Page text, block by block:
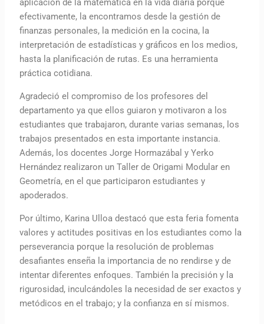
aplicación de la matemática en la vida diaria porque
efectivamente, la encontramos desde la gestión de
finanzas personales, la medición en la cocina, la
interpretación de estadísticas y gráficos en los medios,
hasta la planificación de rutas. Es una herramienta
práctica cotidiana.
Agradeció el compromiso de los profesores del
departamento ya que ellos guiaron y motivaron a los
estudiantes que trabajaron, durante varias semanas, los
trabajos presentados en esta importante instancia.
Además, los docentes Jorge Hormazábal y Yerko
Hernández realizaron un Taller de Origami Modular en
Geometría, en el que participaron estudiantes y
apoderados.
Por último, Karina Ulloa destacó que esta feria fomenta
valores y actitudes positivas en los estudiantes como la
perseverancia porque la resolución de problemas
desafiantes enseña la importancia de no rendirse y de
intentar diferentes enfoques. También la precisión y la
rigurosidad, inculcándoles la necesidad de ser exactos y
metódicos en el trabajo; y la confianza en sí mismos.